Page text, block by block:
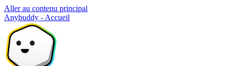
Aller au contenu principal
Anybuddy - Accueil